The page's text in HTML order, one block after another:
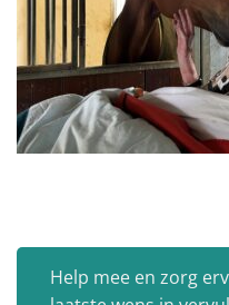
Help mee en zorg